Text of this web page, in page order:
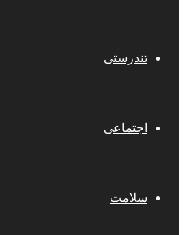
تندرستی
اجتماعی
سلامت